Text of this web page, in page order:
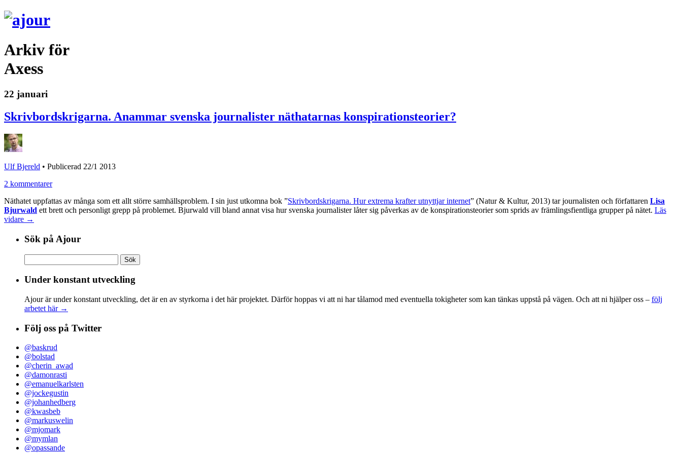
Arkiv för
Axess
22 januari
Skrivbordskrigarna. Anammar svenska journalister näthatarnas konspirationsteorier?
Ulf Bjereld • Publicerad 22/1 2013
2 kommentarer
Näthatet uppfattas av många som ett allt större samhällsproblem. I sin just utkomna bok ”Skrivbordskrigarna. Hur extrema krafter utnyttjar internet” (Natur & Kultur, 2013) tar journalisten och författaren Lisa
Bjurwald ett brett och personligt grepp på problemet. Bjurwald vill bland annat visa hur svenska journalister låter sig påverkas av de konspirationsteorier som sprids av främlingsfientliga grupper på nätet. Läs
vidare →
Sök på Ajour
efter:
Under konstant utveckling
Ajour är under konstant utveckling, det är en av styrkorna i det här projektet. Därför hoppas vi att ni har tålamod med eventuella tokigheter som kan tänkas uppstå på vägen. Och att ni hjälper oss – följ
arbetet här →
Följ oss på Twitter
@baskrud
@bolstad
@cherin_awad
@damonrasti
@emanuelkarlsten
@jockegustin
@johanhedberg
@kwasbeb
@markuswelin
@mjomark
@mymlan
@opassande